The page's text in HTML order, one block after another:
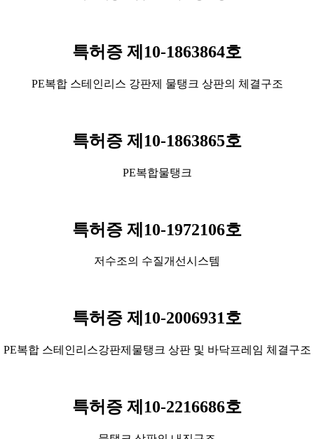
특허증 제10-1863864호
PE복합 스테인리스 강판제 물탱크 상판의 체결구조
특허증 제10-1863865호
PE복합물탱크
특허증 제10-1972106호
저수조의 수질개선시스템
특허증 제10-2006931호
PE복합 스테인리스강판제물탱크 상판 및 바닥프레임 체결구조
특허증 제10-2216686호